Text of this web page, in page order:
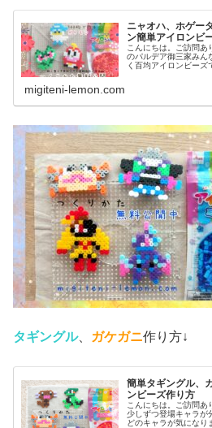
ニャオハ、ホゲー
ン簡単アイロンビ
こんにちは。ご訪問
のパルデア御三家み
く百均アイロンビーズ
migiteni-lemon.com
タギングル、 ガケガニ作り方↓
簡単タギングル、
ンビーズ作り方
こんにちは。ご訪問あ
少しずつ登場キャラが
どのキャラが気になり